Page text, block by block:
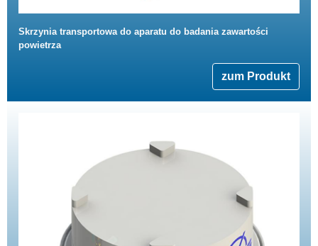
Skrzynia transportowa do aparatu do badania zawartości
powietrza
zum Produkt